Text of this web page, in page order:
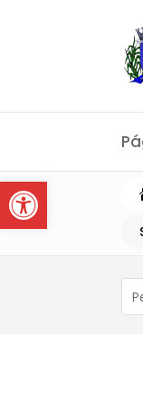
Abrir a barra de